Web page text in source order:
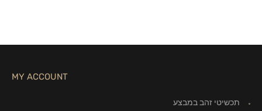
MY ACCOUNT
תכשיטי זהב במבצע